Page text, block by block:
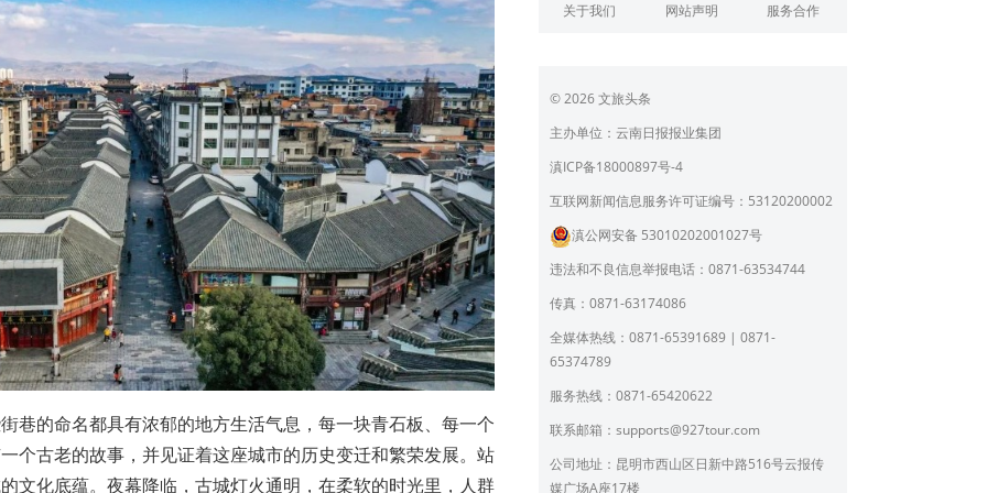
巷的命名都具有浓郁的地方生活气息，每一块青石板、每一个
个古老的故事，并见证着这座城市的历史变迁和繁荣发展。站
文化底蕴。夜幕降临，古城灯火通明，在柔软的时光里，人群
江西省文化和旅游厅 河南省文化和旅游厅
广东省文化和旅游厅
育厅
陕西省文化和旅游厅 甘肃省文化和旅游厅
青海省文化和旅游厅
宁夏回族自治区文化和旅
北京市文旅局
上海市文化和旅游局
员会
关于我们 网站声明 服务合作
© 2026 文旅头条
主办单位：云南日报报业集团
滇ICP备18000897号-4
互联网新闻信息服务许可证编号：53120200002
滇公网安备 53010202001027号
违法和不良信息举报电话：0871-63534744
传真：0871-63174086
全媒体热线：0871-65391689 | 0871-
65374789
服务热线：0871-65420622
联系邮箱： supports@927tour.com
公司地址：昆明市西山区日新中路516号云报传
媒广场A座17楼